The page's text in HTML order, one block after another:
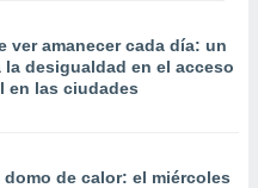
ver amanecer cada día: un
desigualdad en el acceso
en las ciudades
de calor: el miércoles